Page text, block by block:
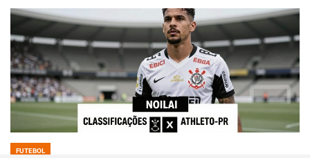
POSTED
FUTEBOL